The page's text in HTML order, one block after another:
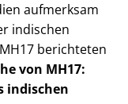
aufmerksam
indischen
MH17 berichteten
von MH17:
indischen